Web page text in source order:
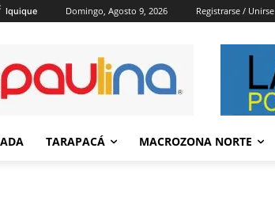
Iquique Domingo, Agosto 9, 2026 Registrarse / Unirse
TARAPACÁ MACROZONA NORTE